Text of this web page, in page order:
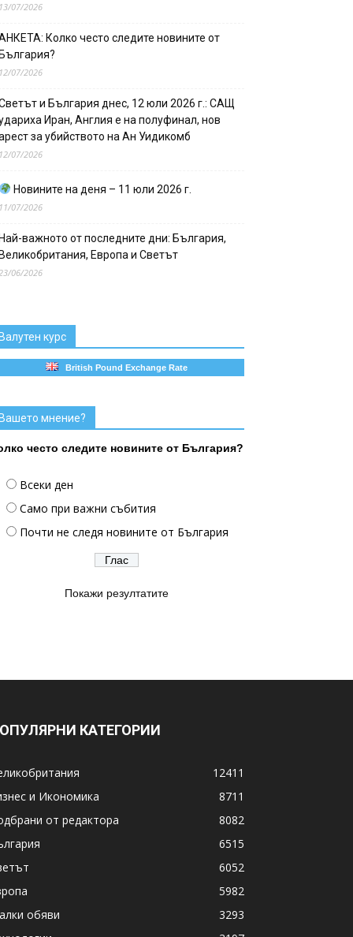
07/2026
Колко често следите новините от
07/2026
и България днес, 12 юли 2026 г.: САЩ
Иран, Англия е на полуфинал, нов
за убийството на Ан Уидикомб
07/2026
Новините на деня – 11 юли 2026 г.
07/2026
важното от последните дни: България,
Европа и Светът
06/2026
курс
British Pound Exchange Rate
мнение?
често следите новините от България?
Всеки ден
Само при важни събития
Почти не следя новините от България
Покажи резултатите
КАТЕГОРИИ
12411
и Икономика
8711
от редактора
8082
6515
6052
5982
обяви
3293